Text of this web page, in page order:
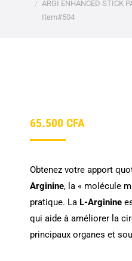
ARGI ENHANCED STICK
Item#504
65.500 CFA
Obtenez votre apport
Arginine, la « molécule
pratique. La L-Arginine
qui aide à améliorer la
principaux organes et